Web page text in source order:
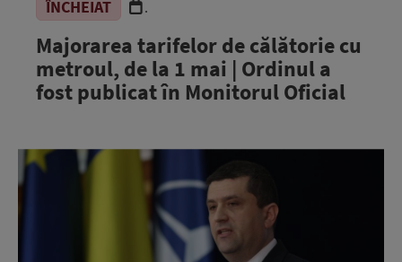
ÎNCHEIAT .
Majorarea tarifelor de călătorie cu
metroul, de la 1 mai | Ordinul a
fost publicat în Monitorul Oficial